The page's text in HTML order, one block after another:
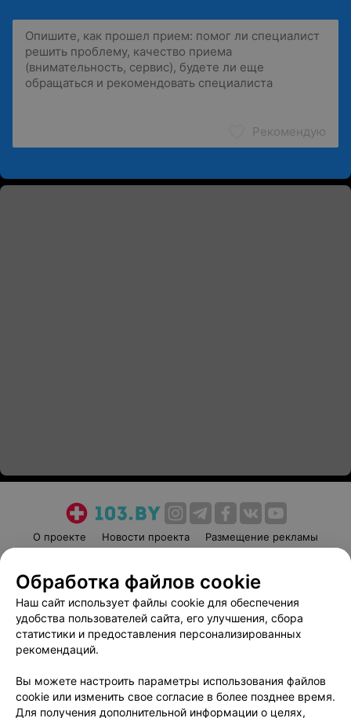
Рекомендую
О проекте Новости проекта
Размещение рекламы
Пользовательское соглашение
Способы оплаты
Вакансии
Партнеры
Написать руководителю 103.by
Обработка персональных данных
Обработка файлов cookie
Наш сайт использует файлы cookie для обеспечения
удобства пользователей сайта, его улучшения, сбора
статистики и предоставления персонализированных
рекомендаций.
Вы можете настроить параметры использования файлов
cookie или изменить свое согласие в более позднее время.
Для получения дополнительной информации о целях,